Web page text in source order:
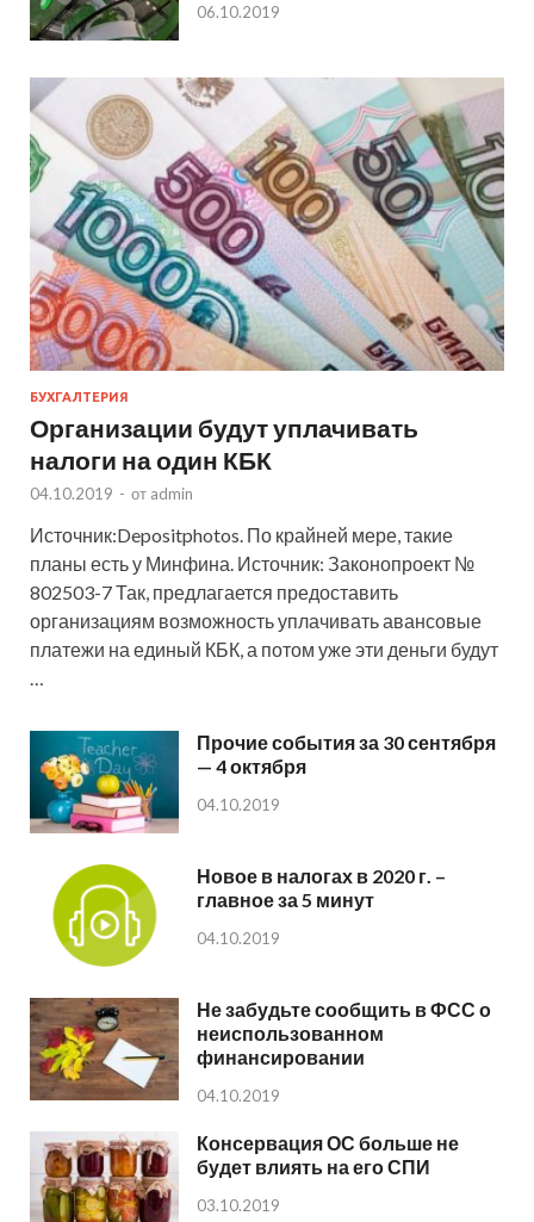
06.10.2019
БУХГАЛТЕРИЯ
Организации будут уплачивать
налоги на один КБК
04.10.2019 - от admin
Источник:Depositphotos. По крайней мере, такие
планы есть у Минфина. Источник: Законопроект №
802503-7 Так, предлагается предоставить
организациям возможность уплачивать авансовые
платежи на единый КБК, а потом уже эти деньги будут
Прочие события за 30 сентября
— 4 октября
04.10.2019
Новое в налогах в 2020 г. –
главное за 5 минут
04.10.2019
Не забудьте сообщить в ФСС о
неиспользованном
финансировании
04.10.2019
Консервация ОС больше не
будет влиять на его СПИ
03.10.2019